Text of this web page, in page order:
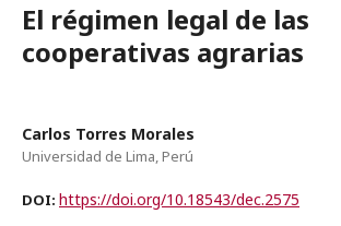
El régimen legal de las
cooperativas agrarias
Carlos Torres Morales
Universidad de Lima, Perú
DOI: https://doi.org/10.18543/dec.2575